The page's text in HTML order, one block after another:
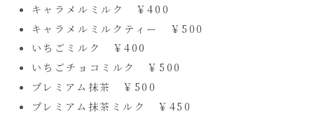
キャラメルミルク ￥400
キャラメルミルクティー ￥500
いちごミルク ￥400
いちごチョコミルク ￥500
プレミアム抹茶 ￥500
プレミアム抹茶ミルク ￥450